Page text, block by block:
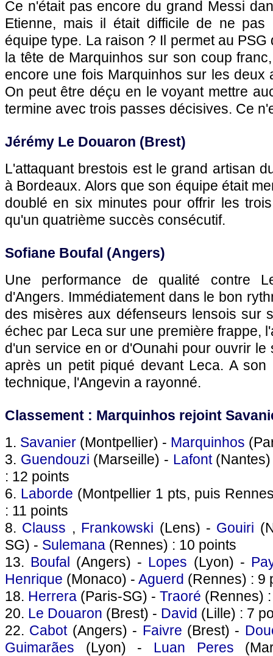
Ce n'était pas encore du grand Messi
Etienne, mais il était difficile de ne pas
équipe type. La raison ? Il permet au
la tête de Marquinhos sur son coup
encore une fois Marquinhos sur les deux
On peut être déçu en le voyant mettre
termine avec trois passes décisives. Ce
Jérémy Le Douaron (Brest)
L'attaquant brestois est le grand artisan
à Bordeaux. Alors que son équipe était
doublé en six minutes pour offrir les
qu'un quatrième succès consécutif.
Sofiane Boufal (Angers)
Une performance de qualité contre
d'Angers. Immédiatement dans le bon
des misères aux défenseurs lensois sur
échec par Leca sur une première frappe,
d'un service en or d'Ounahi pour ouvrir le
après un petit piqué devant Leca. A
technique, l'Angevin a rayonné.
Classement : Marquinhos rejoint
1. Savanier (Montpellier) - Marquinhos
3. Guendouzi (Marseille) - Lafont
: 12 points
6. Laborde (Montpellier 1 pts, puis
: 11 points
8. Clauss , Frankowski (Lens) - Gouiri
SG) - Sulemana (Rennes) : 10 points
13. Boufal (Angers) - Lopes (Lyon) -
Henrique (Monaco) - Aguerd (Rennes) : 9
18. Herrera (Paris-SG) - Traoré (Rennes)
20. Le Douaron (Brest) - David (Lille) : 7
22. Cabot(Angers) - Faivre (Brest) -
Guimarães (Lyon) - Luan Peres